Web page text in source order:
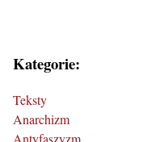
Kategorie:
Teksty
Anarchizm
Antyfaszyzm